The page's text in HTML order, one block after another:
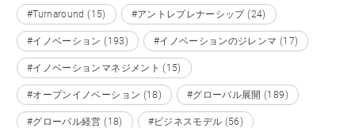
#Turnaround (15) #アントレプレナーシップ (24)
#イノベーション (193) #イノベーションのジレンマ (17)
#イノベーションマネジメント (15)
#オープンイノベーション (18) #グローバル展開 (189)
#グローバル経営 (18) #ビジネスモデル (56)